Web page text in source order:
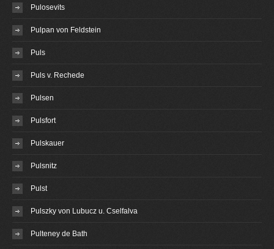
Pulosevits
Pulpan von Feldstein
Puls
Puls v. Rechede
Pulsen
Pulsfort
Pulskauer
Pulsnitz
Pulst
Pulszky von Lubucz u. Cselfalva
Pulteney de Bath